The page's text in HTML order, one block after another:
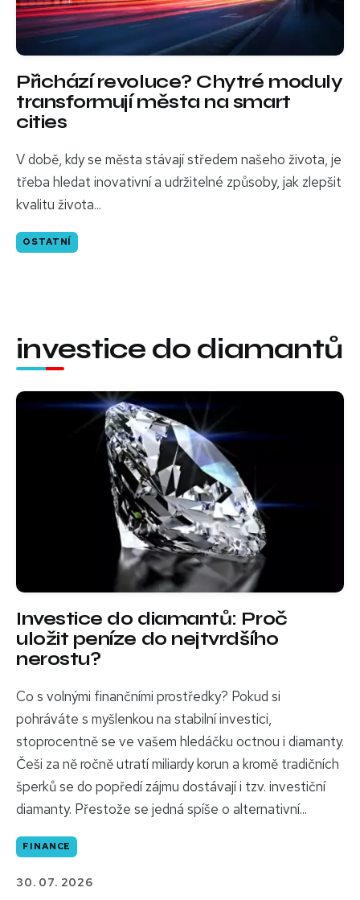
Přichází revoluce? Chytré moduly
transformují města na smart
cities
V době, kdy se města stávají středem našeho života, je
třeba hledat inovativní a udržitelné způsoby, jak zlepšit
kvalitu života...
OSTATNÍ
investice do diamantů
Investice do diamantů: Proč
uložit peníze do nejtvrdšího
nerostu?
Co s volnými finančními prostředky? Pokud si
pohráváte s myšlenkou na stabilní investici,
stoprocentně se ve vašem hledáčku octnou i diamanty.
Češi za ně ročně utratí miliardy korun a kromě tradičních
šperků se do popředí zájmu dostávají i tzv. investiční
diamanty. Přestože se jedná spíše o alternativní...
FINANCE
30. 07. 2026